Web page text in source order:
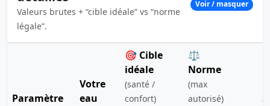
Valeurs brutes + “cible idéale” vs “norme
légale”.
Voir / masquer
Paramètre
Votre
eau
🎯 Cible
idéale
(santé /
confort)
⚖️
Norme
(max
autorisé)